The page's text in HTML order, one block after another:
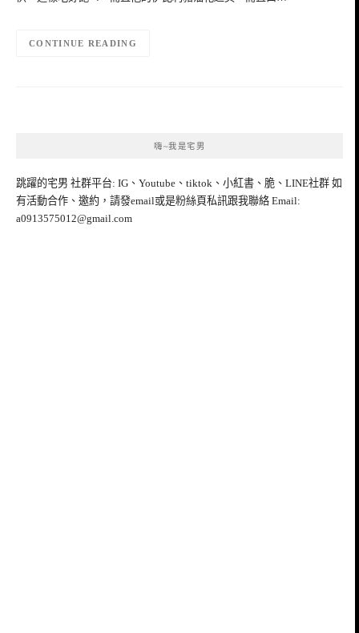
CONTINUE READING
嗨~我是宅男
跳躍的宅男 社群平台: IG、Youtube、tiktok、小紅書、脆、LINE社群 如
有活動合作、邀約，請發email或是粉絲頁私訊跟我聯絡 Email:
a0913575012@gmail.com